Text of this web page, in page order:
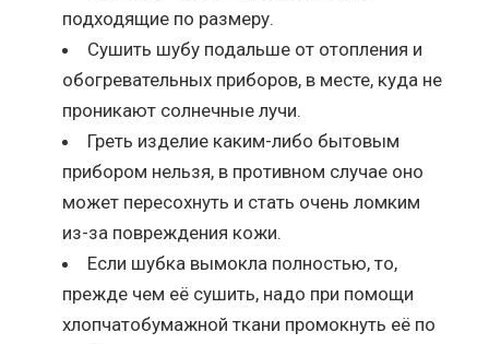
подходящие по размеру.
Сушить шубу подальше от отопления и
обогревательных приборов, в месте, куда не
проникают солнечные лучи.
Греть изделие каким-либо бытовым
прибором нельзя, в противном случае оно
может пересохнуть и стать очень ломким
из-за повреждения кожи.
Если шубка вымокла полностью, то,
прежде чем её сушить, надо при помощи
хлопчатобумажной ткани промокнуть её по